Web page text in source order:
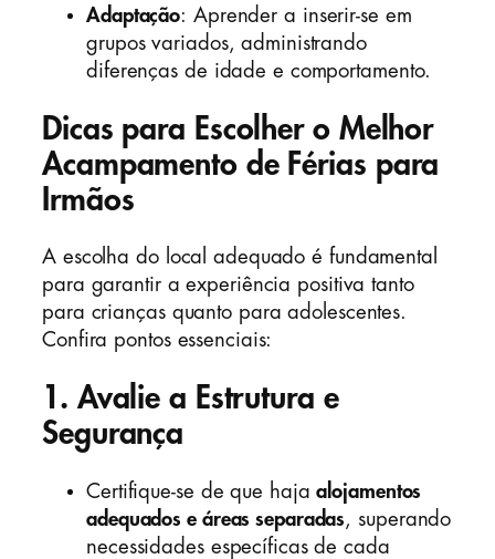
Adaptação: Aprender a inserir-se em
grupos variados, administrando
diferenças de idade e comportamento.
Dicas para Escolher o Melhor
Acampamento de Férias para
Irmãos
A escolha do local adequado é fundamental
para garantir a experiência positiva tanto
para crianças quanto para adolescentes.
Confira pontos essenciais:
1. Avalie a Estrutura e
Segurança
Certifique-se de que hajaalojamentos
adequados e áreas separadas, superando
necessidades específicas de cada